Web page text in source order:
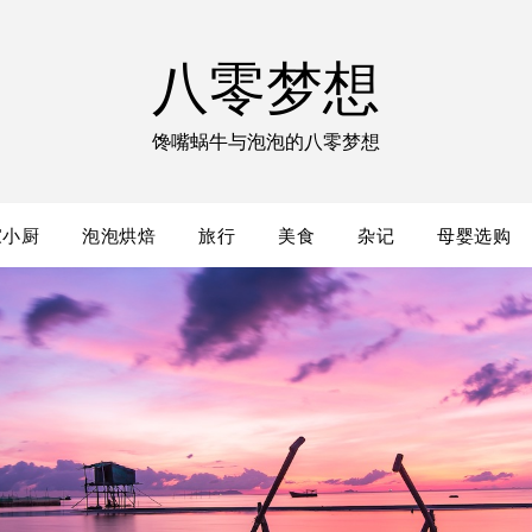
八零梦想
馋嘴蜗牛与泡泡的八零梦想
厨 泡泡烘焙 旅行 美食 杂记 母婴选购